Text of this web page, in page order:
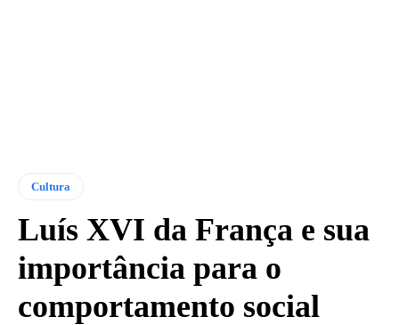
Cultura
Luís XVI da França e sua
importância para o
comportamento social